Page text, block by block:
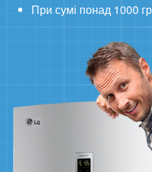
При сумі понад 1000